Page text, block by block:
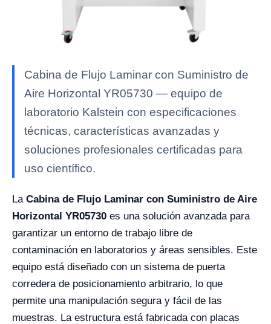
Cabina de Flujo Laminar con Suministro de
Aire Horizontal YR05730 — equipo de
laboratorio Kalstein con especificaciones
técnicas, características avanzadas y
soluciones profesionales certificadas para
uso científico.
La Cabina de Flujo Laminar con Suministro de Aire
Horizontal YR05730 es una solución avanzada para
garantizar un entorno de trabajo libre de
contaminación en laboratorios y áreas sensibles. Este
equipo está diseñado con un sistema de puerta
corredera de posicionamiento arbitrario, lo que
permite una manipulación segura y fácil de las
muestras. La estructura está fabricada con placas